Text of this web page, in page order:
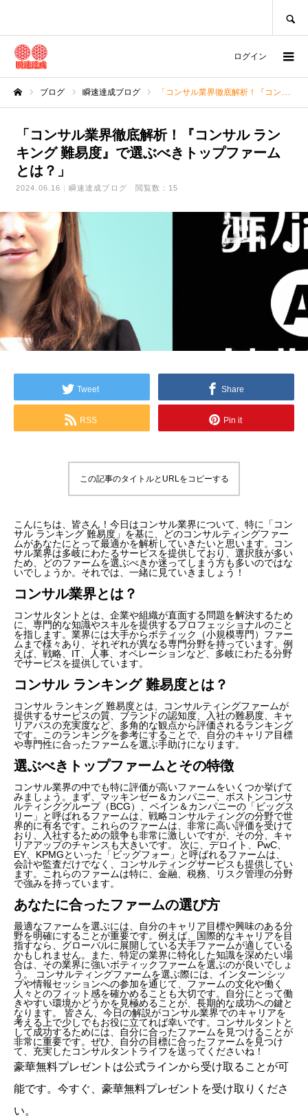
ログイン
ブログ 瞬速達成ブログ 「コンサル業界徹底解析！『コンサル ランキング 難易度』で選ぶべきトップファームとは？」
「コンサル業界徹底解析！『コンサル ラン
キング 難易度』で選ぶべきトップファーム
とは？」
2024.06.16 瞬速達成ブログ 閲覧数：15
Tweet Share
RSS Pin it
この記事のタイトルとURLをコピーする
こんにちは、皆さん！今日はコンサル業界について、特に「コン
サル ランキング 難易度」を基に、どのコンサルティングファー
ムがあなたにとって最適かを解析していきたいと思います。コン
サル業界は多岐にわたるサービスを提供しており、選択肢が多い
ため、どのファームを選ぶべきか迷ってしまう方も多いのではな
いでしょうか。それでは、一緒に見ていきましょう！
コンサル業界とは？
コンサルタントとは、企業や組織が直面する問題を解決するため
に、専門的な知識やスキルを提供するプロフェッショナルのこと
を指します。業界には大手からボティック（小規模専門）ファー
ムまで様々あり、それぞれが異なる専門分野を持っています。例
えば、戦略、IT、人事、オペレーションなど、多岐にわたる分野
でサービスを提供しています。
コンサル ランキング 難易度とは？
コンサル ランキング 難易度とは、コンサルティングファームが
提供するサービスの質、ブランドの認知度、入社の難易度、キャ
リアパスの充実度など、多角的な観点から評価されるランキング
です。このランキングを参考にすることで、自分のキャリア目標
や専門性に合ったファームを選ぶ手助けになります。
選ぶべきトップファームとその特徴
コンサル業界の中でも特に評価が高いファームをいくつか挙げて
みましょう。まず、マッキンゼー＆カンパニー、ボストンコンサ
ルティンググループ（BCG）、ベイン＆カンパニーの「ビッグス
リー」と呼ばれるファームは、戦略コンサルティングの分野で世
界的に有名です。これらのファームは、非常に高い評価を受けて
おり、入社するための競争も非常に激しいですが、その分、キャ
リアアップのチャンスも大きいです。 次に、デロイト、PwC、
EY、KPMGといった「ビッグフォー」と呼ばれるファームは、
会計や監査だけでなく、コンサルティングサービスも提供してい
ます。これらのファームは特に、金融、税務、リスク管理の分野
で強みを持っています。
あなたに合ったファームの選び方
最適なファームを選ぶには、自分のキャリア目標や興味のある分
野を明確にすることが重要です。例えば、国際的なキャリアを目
指すなら、グローバルに展開している大手ファームが適している
かもしれません。また、特定の業界に特化した知識を深めたい場
合は、その業界に強いボティックファームを選ぶのが良いでしょ
う。 コンサルティングファームを選ぶ際には、インターンシッ
プや情報セッションへの参加を通じて、ファームの文化や働く
人々とのフィット感を確かめることも大切です。自分にとって働
きやすい環境かどうかを見極めることが、長期的な成功への鍵と
なります。 皆さん、今日の解説がコンサル業界でのキャリアを
考える上で少しでもお役に立てれば幸いです。コンサルタントと
して成功するためには、自分に合ったファームを見つけることが
非常に重要です。ぜひ、自分の目標に合ったファームを見つけ
て、充実したコンサルタントライフを送ってくださいね！
豪華無料プレゼントは公式ラインから受け取ることが可
能です。今すぐ、豪華無料プレゼントを受け取りくださ
い。